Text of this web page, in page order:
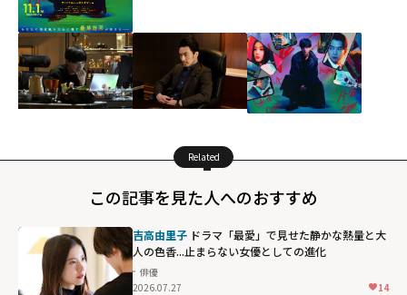
Related
この記事を見た人へのおすすめ
吉高由里子 ドラマ「最愛」で見せた静かな熱量と大
人の色香...止まらない女優としての進化
俳優
2026.07.27
14